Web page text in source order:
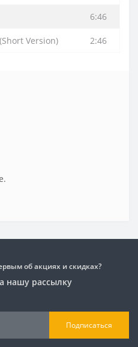
6:46
Version) 2:46
об акциях и скидках?
нашу рассылку
Подписаться